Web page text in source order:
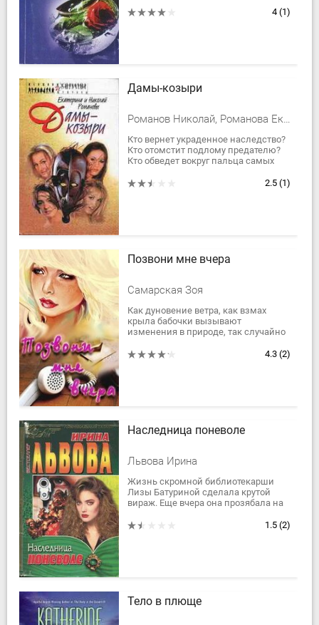
отправилась...
4 (1)
Дамы-козыри
Романов Николай, Романова Екатерина Ильинична
Кто вернет украденное наследство?
Кто отомстит подлому предателю?
Кто обведет вокруг пальца самых
Четверо женщин — подруг со
2.5 (1)
Позвони мне вчера
Самарская Зоя
Как дуновение ветра, как взмах
крыла бабочки вызывают
изменения в природе, так случайно
переменам в жизни человеческой.
4.3 (2)
Наследница поневоле
Львова Ирина
Жизнь скромной библиотекарши
Лизы Батуриной сделала крутой
вираж. Еще вчера она прозябала на
столь невзрачной, что до двадцати
1.5 (2)
Тело в плюще